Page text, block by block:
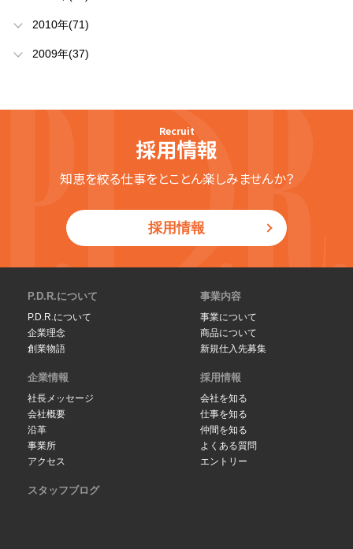
2010年(71)
2009年(37)
Recruit
採用情報
知恵を絞る仕事をとことん楽しみませんか？
採用情報
P.D.R.について
P.D.R.について
企業理念
創業物語
事業内容
事業について
商品について
新規仕入先募集
企業情報
社長メッセージ
会社概要
沿革
事業所
アクセス
採用情報
会社を知る
仕事を知る
仲間を知る
よくある質問
エントリー
スタッフブログ